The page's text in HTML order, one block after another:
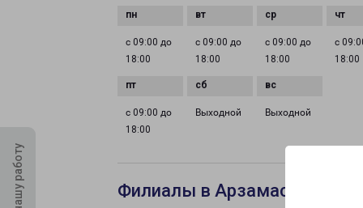
с 09:00 до
18:00
с 09:00 до
18:00
с 09:00 до
18:00
с
18:00
с 09:00 до
18:00
Выходной Выходной
Филиалы в Арзамасе